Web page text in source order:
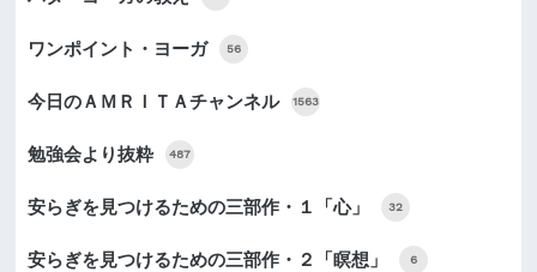
ワンポイント・ヨーガ 56
今日のＡＭＲＩＴＡチャンネル 1563
勉強会より抜粋 487
安らぎを見つけるための三部作・１「心」 32
安らぎを見つけるための三部作・２「瞑想」 6